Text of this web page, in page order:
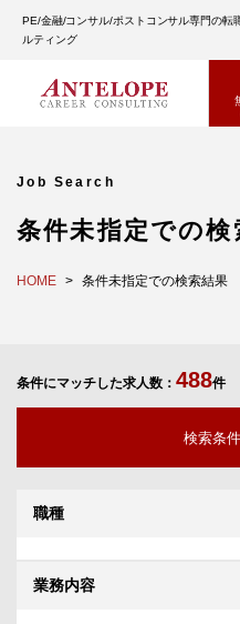
PE/金融/コンサル/ポストコンサル専門の
ルティング
Job Search
条件未指定での検
HOME 条件未指定での検索結果
条件にマッチした求人数： 488件
検索条
職種
業務内容